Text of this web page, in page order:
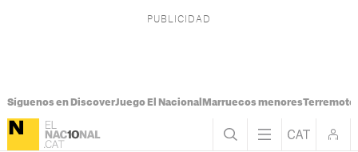
Síguenos en DiscoverJuego El Nacional Marruecos menoresTerremoto